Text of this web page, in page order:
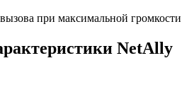
при максимальной громкости
NetAlly